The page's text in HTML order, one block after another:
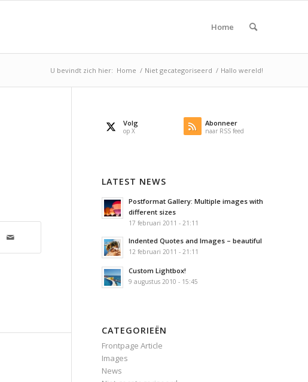
Home
U bevindt zich hier: Home / Niet gecategoriseerd / Hallo wereld!
Volg
op X
Abonneer
naar RSS feed
LATEST NEWS
Postformat Gallery: Multiple images with
different sizes
17 februari 2011 - 21:11
Indented Quotes and Images – beautiful
12 februari 2011 - 21:11
Custom Lightbox!
9 augustus 2010 - 15:45
CATEGORIEËN
Frontpage Article
Images
News